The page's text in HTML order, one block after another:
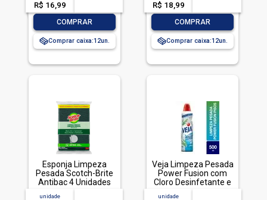
R$ 16,99
COMPRAR
Comprar caixa:12
R$ 18,99
COMPRAR
Comprar caixa:12
Esponja Limpeza
Pesada Scotch-Brite
Antibac 4 Unidades
Pacote Econômico
unidade
Veja Limpeza Pesada
Power Fusion com
Cloro Desinfetante e
Limpador 500mL
unidade